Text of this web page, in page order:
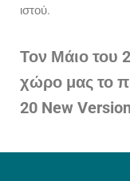
ιστού.
Τον Μάιο του
χώρο μας το
20 New